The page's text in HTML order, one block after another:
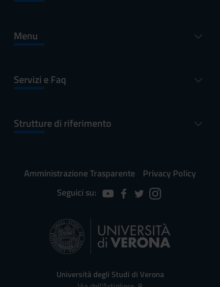
Menu
Servizi e Faq
Strutture di riferimento
Amministrazione Trasparente
Privacy Policy
Seguici su:
Università degli Studi di Verona